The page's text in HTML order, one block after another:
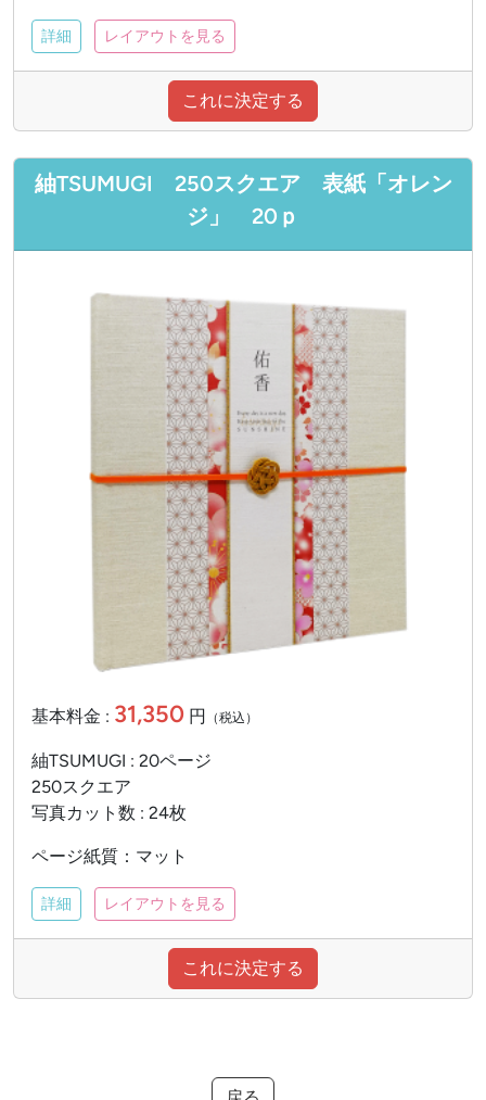
詳細 レイアウトを見る
これに決定する
紬TSUMUGI 250スクエア 表紙「オレン
ジ」 20ｐ
基本料金 : 31,350 円 （税込）
紬TSUMUGI : 20ページ
250スクエア
写真カット数 : 24枚
ページ紙質：マット
詳細 レイアウトを見る
これに決定する